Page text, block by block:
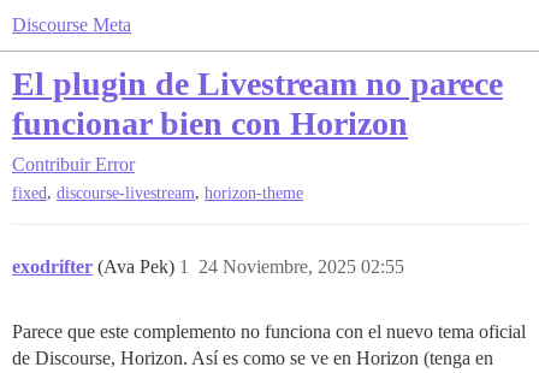
Discourse Meta
El plugin de Livestream no parece
funcionar bien con Horizon
Contribuir Error
fixed, discourse-livestream, horizon-theme
exodrifter (Ava Pek) 24 Noviembre, 2025 02:55
1
Parece que este complemento no funciona con el nuevo tema oficial
de Discourse, Horizon. Así es como se ve en Horizon (tenga en